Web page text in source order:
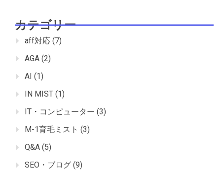
カテゴリー
aff対応 (7)
AGA (2)
AI (1)
IN MIST (1)
IT・コンピューター (3)
M-1育毛ミスト (3)
Q&A (5)
SEO・ブログ (9)